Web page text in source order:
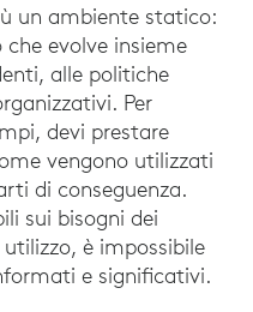
un ambiente statico:
evolve insieme
alle politiche
Per
devi prestare
vengono utilizzati
di conseguenza.
sui bisogni dei
è impossibile
e significativi.